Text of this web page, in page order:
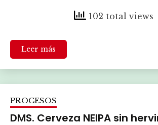
102 total views
Leer más
PROCESOS
DMS. Cerveza NEIPA sin